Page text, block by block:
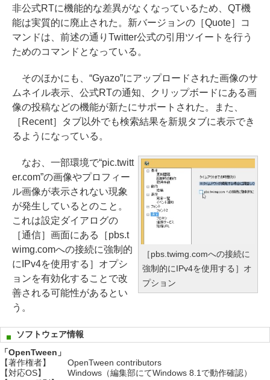
非公式RTに機能的な差異がなくなっているため、QT機
能は実質的に廃止された。新バージョンの［Quote］コ
マンドは、前述の通りTwitter公式の引用ツイートを行う
ためのコマンドとなっている。
そのほかにも、“Gyazo”にアップロードされた画像のサ
ムネイル表示、公式RTの通知、クリップボードにある画
像の投稿などの機能が新たにサポートされた。また、
［Recent］タブ以外でも検索結果を新規タブに表示でき
るようになっている。
［pbs.twimg.comへの接続に
強制的にIPv4を使用する］オ
プション
なお、一部環境で“pic.twitt
er.com”の画像やプロフィー
ル画像が表示されない現象
が発生しているとのこと。
これは設定ダイアログの
［通信］画面にある［pbs.t
wimg.comへの接続に強制的
にIPv4を使用する］オプシ
ョンを有効化することで改
善される可能性があるとい
う。
ソフトウェア情報
「OpenTween」
【著作権者】
OpenTween contributors
【対応OS】
Windows（編集部にてWindows 8.1で動作確認）